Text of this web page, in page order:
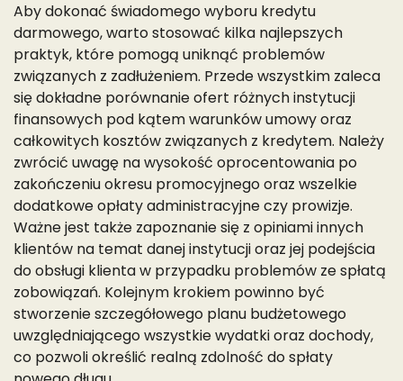
Aby dokonać świadomego wyboru kredytu
darmowego, warto stosować kilka najlepszych
praktyk, które pomogą uniknąć problemów
związanych z zadłużeniem. Przede wszystkim zaleca
się dokładne porównanie ofert różnych instytucji
finansowych pod kątem warunków umowy oraz
całkowitych kosztów związanych z kredytem. Należy
zwrócić uwagę na wysokość oprocentowania po
zakończeniu okresu promocyjnego oraz wszelkie
dodatkowe opłaty administracyjne czy prowizje.
Ważne jest także zapoznanie się z opiniami innych
klientów na temat danej instytucji oraz jej podejścia
do obsługi klienta w przypadku problemów ze spłatą
zobowiązań. Kolejnym krokiem powinno być
stworzenie szczegółowego planu budżetowego
uwzględniającego wszystkie wydatki oraz dochody,
co pozwoli określić realną zdolność do spłaty